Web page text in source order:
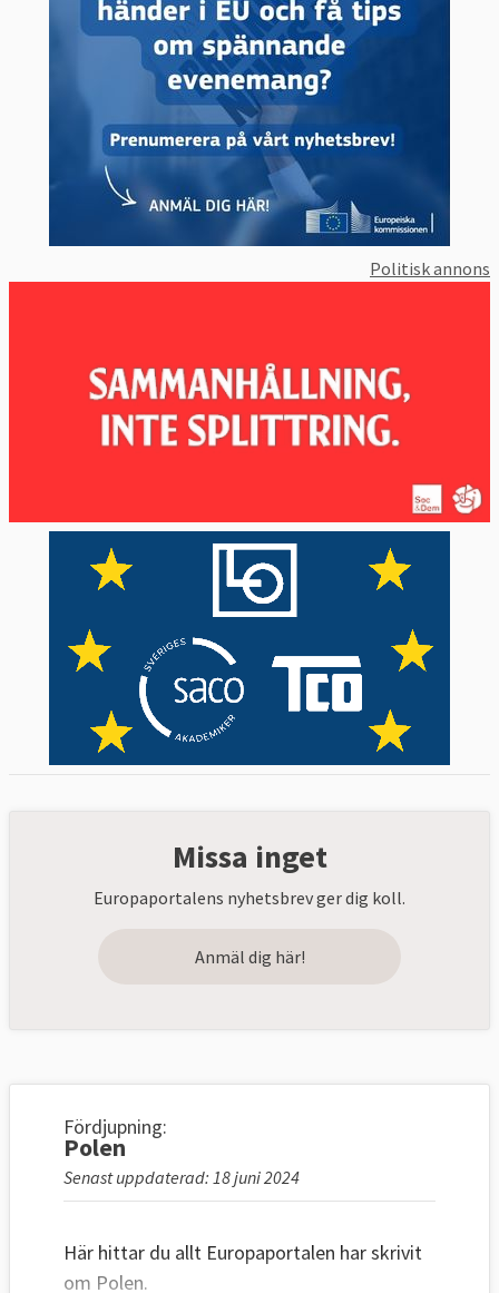
Politisk annons
Missa inget
Europaportalens nyhetsbrev ger dig koll.
Anmäl dig här!
Fördjupning:
Polen
Senast uppdaterad: 18 juni 2024
Här hittar du allt Europaportalen har skrivit
om Polen.